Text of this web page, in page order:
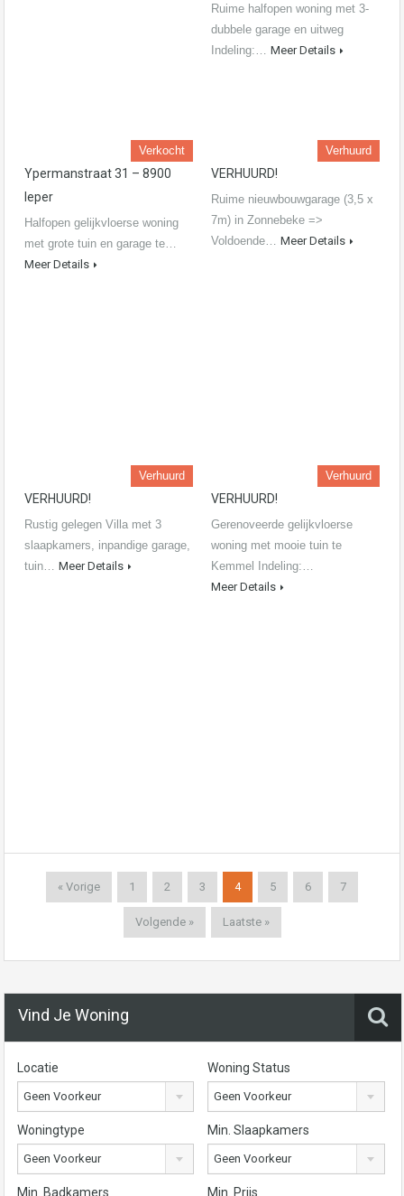
Ruime halfopen woning met 3-
dubbele garage en uitweg
Indeling:… Meer Details
Verkocht
Ypermanstraat 31 – 8900
Ieper
Halfopen gelijkvloerse woning
met grote tuin en garage te…
Meer Details
Verhuurd
VERHUURD!
Ruime nieuwbouwgarage (3,5 x
7m) in Zonnebeke =>
Voldoende… Meer Details
Verhuurd
VERHUURD!
Rustig gelegen Villa met 3
slaapkamers, inpandige garage,
tuin… Meer Details
Verhuurd
VERHUURD!
Gerenoveerde gelijkvloerse
woning met mooie tuin te
Kemmel Indeling:…
Meer Details
« Vorige 1 2 3 4 5 6 7
Volgende » Laatste »
Vind Je Woning
Locatie
Geen Voorkeur
Woning Status
Geen Voorkeur
Woningtype
Geen Voorkeur
Min. Slaapkamers
Geen Voorkeur
Min. Badkamers Min. Prijs